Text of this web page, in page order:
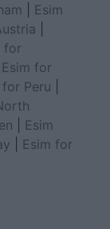
Esim
for
Esim for
for Peru
Esim
Esim for